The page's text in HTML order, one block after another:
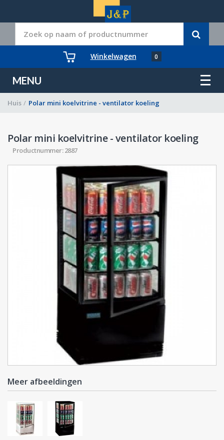
Winkelwagen 0
MENU
Huis / Polar mini koelvitrine - ventilator koeling
Polar mini koelvitrine - ventilator koeling
Productnummer: 2887
Meer afbeeldingen